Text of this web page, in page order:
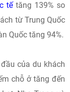
tếtăng 139% so
từ Trung Quốc
Quốc tăng 94%.
của du khách
chỗ ở tăng đến